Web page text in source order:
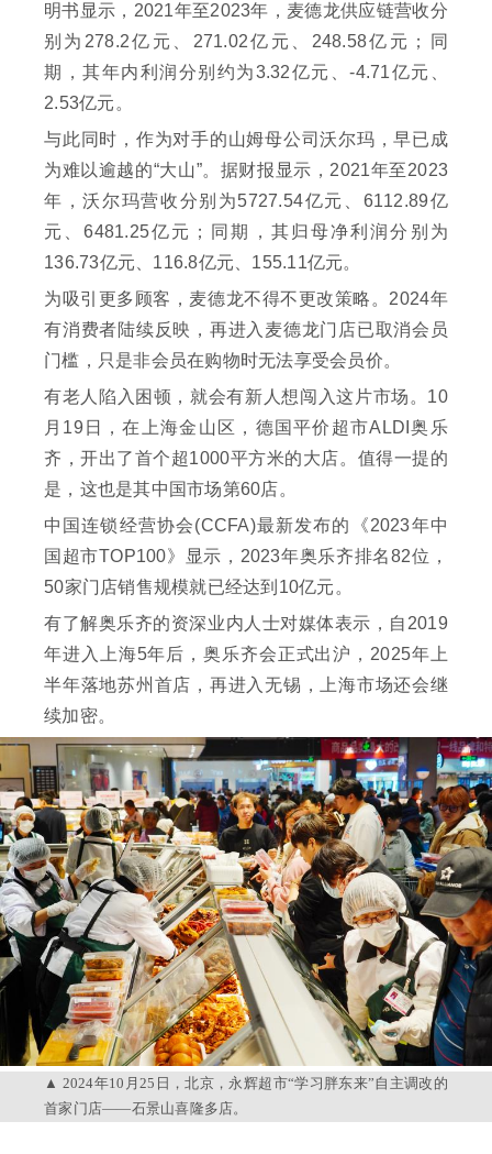
明书显示，2021年至2023年，麦德龙供应链营收分
别为278.2亿元、271.02亿元、248.58亿元；同
期，其年内利润分别约为3.32亿元、-4.71亿元、
2.53亿元。
与此同时，作为对手的山姆母公司沃尔玛，早已成
为难以逾越的“大山”。据财报显示，2021年至2023
年，沃尔玛营收分别为5727.54亿元、6112.89亿
元、6481.25亿元；同期，其归母净利润分别为
136.73亿元、116.8亿元、155.11亿元。
为吸引更多顾客，麦德龙不得不更改策略。2024年
有消费者陆续反映，再进入麦德龙门店已取消会员
门槛，只是非会员在购物时无法享受会员价。
有老人陷入困顿，就会有新人想闯入这片市场。10
月19日，在上海金山区，德国平价超市ALDI奥乐
齐，开出了首个超1000平方米的大店。值得一提的
是，这也是其中国市场第60店。
中国连锁经营协会(CCFA)最新发布的《2023年中
国超市TOP100》显示，2023年奥乐齐排名82位，
50家门店销售规模就已经达到10亿元。
有了解奥乐齐的资深业内人士对媒体表示，自2019
年进入上海5年后，奥乐齐会正式出沪，2025年上
半年落地苏州首店，再进入无锡，上海市场还会继
续加密。
2024年10月25日，北京，永辉超市“学习胖东来”自主调改的
首家门店——石景山喜隆多店。